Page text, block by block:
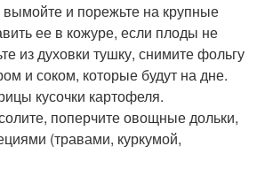
и порежьте на крупные
ее в кожуре, если плоды не
из духовки тушку, снимите фольгу
и соком, которые будут на дне.
кусочки картофеля.
поперчите овощные дольки,
(травами, куркумой,